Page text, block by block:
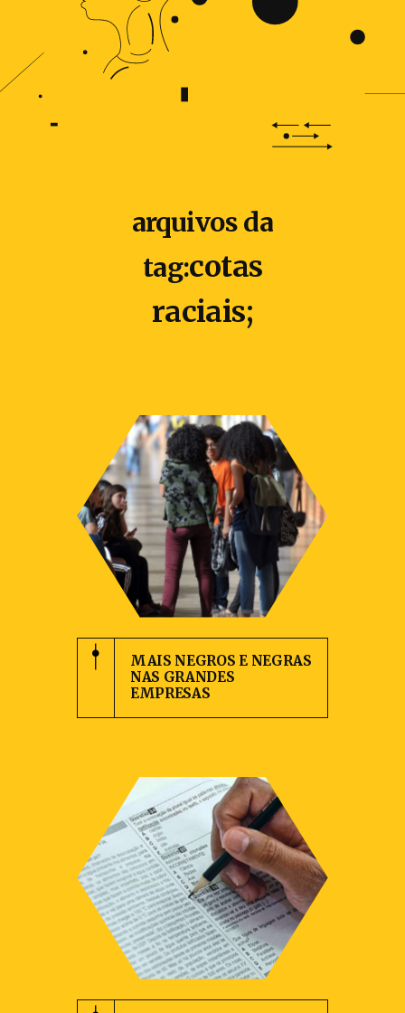
arquivos da
tag:cotas
raciais;
MAIS NEGROS E NEGRAS
NAS GRANDES
EMPRESAS